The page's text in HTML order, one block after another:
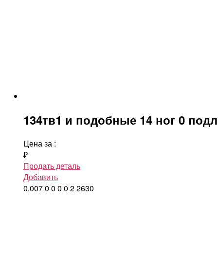
134тв1 и подобные 14 ног 0
Цена за :
₽
Продать деталь
Добавить
0.0070 0 0 0 22630